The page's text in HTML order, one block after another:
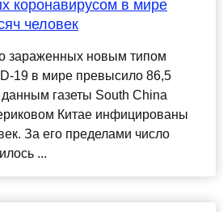
коронавирусом в мире
человек
зараженных новым типом
19 в мире превысило 86,5
газеты South China
Китае инфицированы
За его пределами число
...